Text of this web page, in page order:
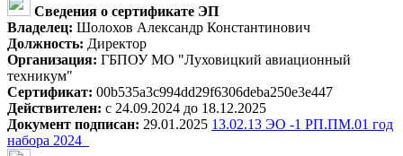
Сведения о сертификате ЭП
Владелец: Шолохов Александр Константинович
Должность: Директор
Организация: ГБПОУ МО "Луховицкий авиационный
техникум"
Сертификат: 00b535a3c994dd29f6306deba250e3e447
Действителен: с 24.09.2024 до 18.12.2025
Документ подписан: 29.01.2025 13.02.13 ЭО -1 РП.ПМ.01 год
набора 2024_